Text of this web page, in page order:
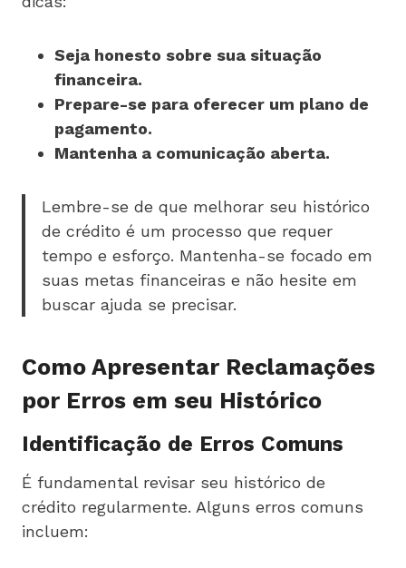
Seja honesto sobre sua situação
financeira.
Prepare-se para oferecer um plano de
pagamento.
Mantenha a comunicação aberta.
Lembre-se de que melhorar seu histórico
de crédito é um processo que requer
tempo e esforço. Mantenha-se focado em
suas metas financeiras e não hesite em
buscar ajuda se precisar.
Como Apresentar Reclamações
por Erros em seu Histórico
Identificação de Erros Comuns
É fundamental revisar seu histórico de
crédito regularmente. Alguns erros comuns
incluem: